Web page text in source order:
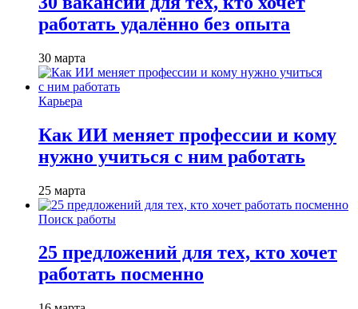
работать удалённо без опыта
30 марта
Карьера
Как ИИ меняет профессии и кому
нужно учиться с ним работать
25 марта
Поиск работы
25 предложений для тех, кто хочет
работать посменно